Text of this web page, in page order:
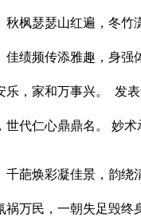
枫瑟瑟山红遍，冬竹
绩频传添雅趣，身强
乐，家和万事兴。 发
代仁心鼎鼎名。 妙
葩焕彩凝佳景，韵绕
万民，一朝失足毁